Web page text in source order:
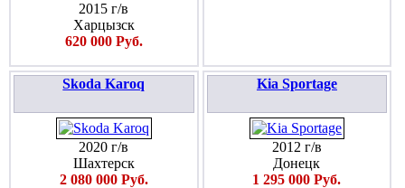
2015 г/в
Харцызск
620 000 Руб.
Skoda Karoq
2020 г/в
Шахтерск
2 080 000 Руб.
Kia Sportage
2012 г/в
Донецк
1 295 000 Руб.